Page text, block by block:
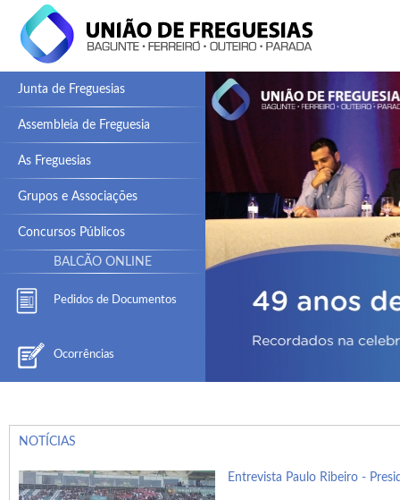
Junta de Freguesias
Assembleia de Freguesia
As Freguesias
Grupos e Associações
Concursos Públicos
BALCÃO ONLINE
Pedidos de Documentos
Ocorrências
NOTÍCIAS
Entrevista Paulo Ribeiro -